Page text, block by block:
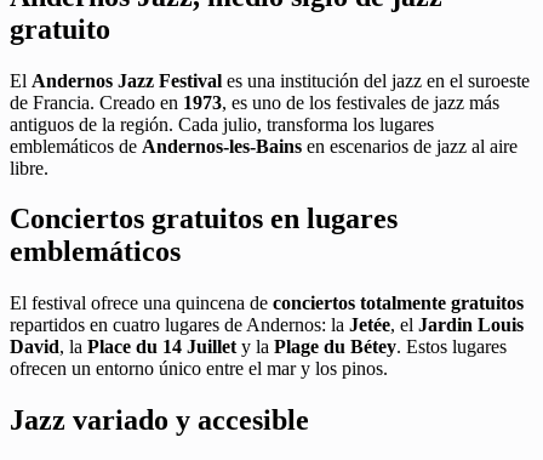
gratuito
El Andernos Jazz Festival es una institución del jazz en el suroeste
de Francia. Creado en 1973, es uno de los festivales de jazz más
antiguos de la región. Cada julio, transforma los lugares
emblemáticos de Andernos-les-Bains en escenarios de jazz al aire
libre.
Conciertos gratuitos en lugares
emblemáticos
El festival ofrece una quincena de conciertos totalmente gratuitos
repartidos en cuatro lugares de Andernos: la Jetée, el Jardin Louis
David, la Place du 14 Juillet y la Plage du Bétey. Estos lugares
ofrecen un entorno único entre el mar y los pinos.
Jazz variado y accesible